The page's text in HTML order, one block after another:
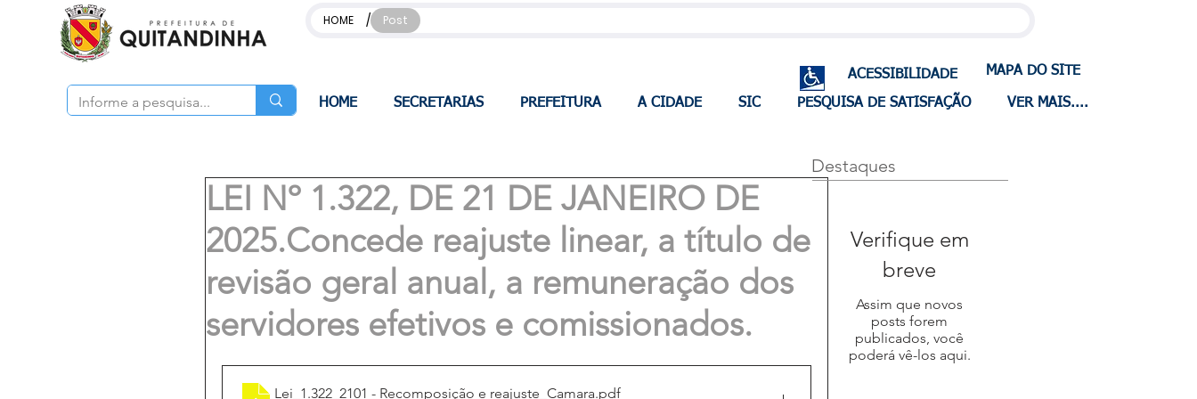
HOME / Post
ACESSIBILIDADE MAPA DO SITE
HOME SECRETARIAS PREFEITURA A CIDADE SIC PESQUISA DE SATISFAÇÃO VER MAIS....
LEI Nº 1.322, DE 21 DE JANEIRO DE
2025.Concede reajuste linear, a título de
revisão geral anual, a remuneração dos
servidores efetivos e comissionados.
Lei_1.322_2101 - Recomposição e reajuste_Camara.pdf
Destaques
Verifique em
breve
Assim que novos
posts forem
publicados, você
poderá vê-los aqui.